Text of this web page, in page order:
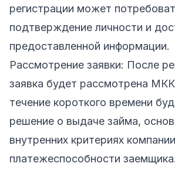
регистрации может
подтверждение личности и
предоставленной информации.
Рассмотрение заявки: После
заявка будет рассмотрена
течение короткого времени
решение о выдаче займа,
внутренних критериях
платежеспособности заемщика.